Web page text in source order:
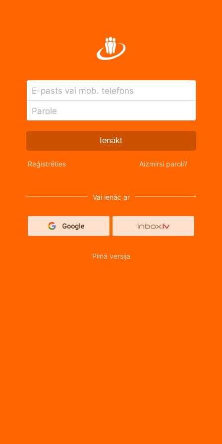
E-pasts vai mob. telefons
Parole
Ienākt
Reģistrēties Aizmirsi paroli?
Vai ienāc ar
Pilnā versija